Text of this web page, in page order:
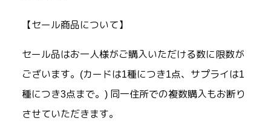
【セール商品について】
セール品はお一人様がご購入いただける数に限数が
ございます。(カードは1種につき1点、サプライは1
種につき3点まで。) 同一住所での複数購入もお断り
させていただきます。